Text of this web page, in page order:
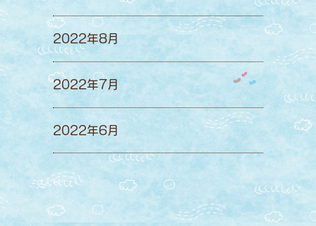
2022年8月
2022年7月
2022年6月